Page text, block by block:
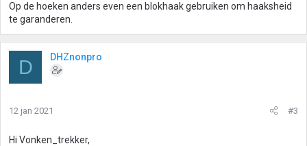
Op de hoeken anders even een blokhaak gebruiken om haaksheid
te garanderen.
D DHZnonpro
12 jan 2021 #3
Hi Vonken_trekker,